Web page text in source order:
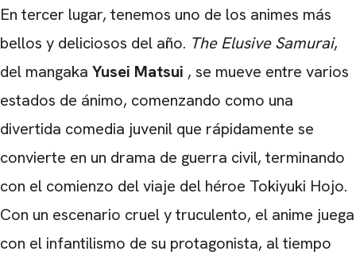
En tercer lugar, tenemos uno de los animes más
bellos y deliciosos del año. The Elusive Samurai,
del mangaka Yusei Matsui , se mueve entre varios
estados de ánimo, comenzando como una
divertida comedia juvenil que rápidamente se
convierte en un drama de guerra civil, terminando
con el comienzo del viaje del héroe Tokiyuki Hojo.
Con un escenario cruel y truculento, el anime juega
con el infantilismo de su protagonista, al tiempo